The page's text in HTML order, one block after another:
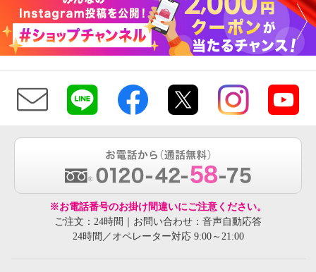
※お電話番号のお掛け間違いにご注意ください。
ご注文：24時間｜お問い合わせ：音声自動応答
24時間／オペレーター対応 9:00～21:00